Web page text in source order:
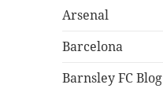
Arsenal
Barcelona
Barnsley FC Blog